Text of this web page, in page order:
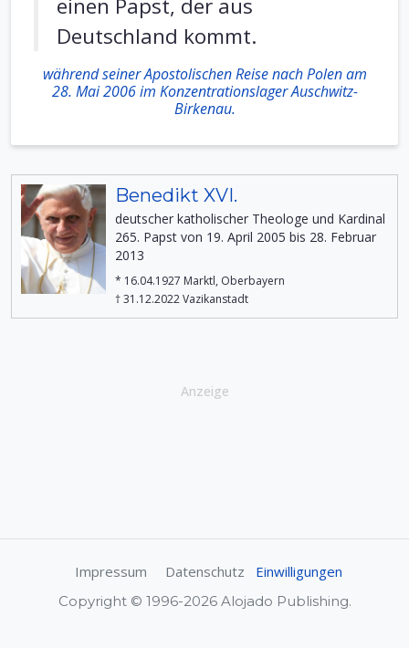
einen Papst, der aus
Deutschland kommt.
während seiner Apostolischen Reise nach Polen am
28. Mai 2006 im Konzentrationslager Auschwitz-
Birkenau.
Benedikt XVI.
deutscher katholischer Theologe und Kardinal
265. Papst von 19. April 2005 bis 28. Februar
2013
* 16.04.1927 Marktl, Oberbayern
† 31.12.2022 Vazikanstadt
Anzeige
Impressum Datenschutz Einwilligungen
Copyright © 1996-2026 Alojado Publishing.